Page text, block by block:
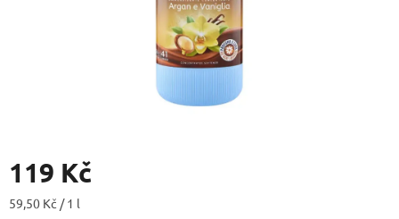
119 Kč
Měrná
59,50 Kč / 1 l